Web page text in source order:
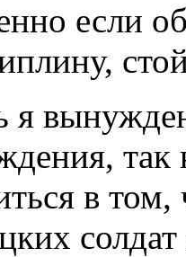
если
я
так
в